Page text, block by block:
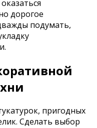
дорогое
подумать,
пригодных
Сделать выбор